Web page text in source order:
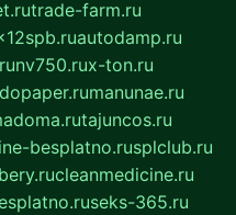
trade-farm.ru
autodamp.ru
nv750.rux-ton.ru
manunae.ru
tajuncos.ru
besplatno.rusplclub.ru
cleanmedicine.ru
seks-365.ru